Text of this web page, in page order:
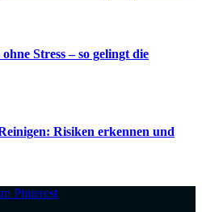
Stress – so gelingt die
Risiken erkennen und
Pinterest